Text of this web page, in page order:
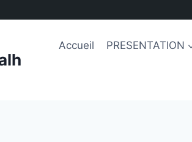
Accueil PRESENTATION